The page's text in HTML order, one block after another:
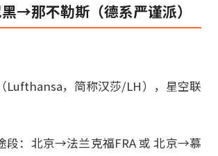
→那不勒斯（德系严谨派）
Lufthansa，简称汉莎/LH），星空联
段：北京→法兰克福FRA 或 北京→慕